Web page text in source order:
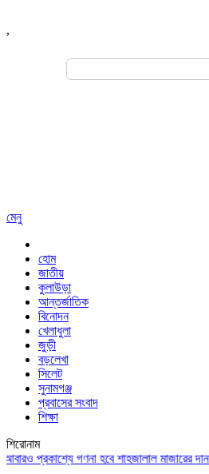
,
Search
মেনু
হোম
জাতীয়
কুলাউড়া
আন্তর্জাতিক
বিনোদন
খেলাধুলা
জুড়ী
বড়লেখা
সিলেট
সুনামগঞ্জ
প্রবাসের সংবাদ
শিক্ষা
শিরোনাম
প্রকাশ্যে গণনা হবে শাহজালাল মাজারের দানবাক্সের